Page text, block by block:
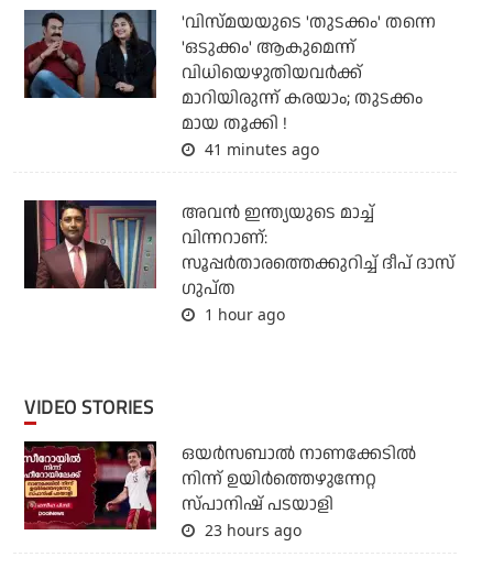
'വിസ്മയയുടെ 'തുടക്കം' തന്നെ
'ഒടുക്കം' ആകുമെന്ന്
വിധിയെഴുതിയവര്‍ക്ക്
മാറിയിരുന്ന് കരയാം; തുടക്കം
മായ തൂക്കി !
41 minutes ago
അവന്‍ ഇന്ത്യയുടെ മാച്ച്
വിന്നറാണ്:
സൂപ്പര്‍താരത്തെക്കുറിച്ച് ദീപ് ദാസ്
ഗുപ്ത
1 hour ago
VIDEO STORIES
ഒയര്‍സബാൽ നാണക്കേടിൽ
നിന്ന് ഉയിർത്തെഴുന്നേറ്റ
സ്പാനിഷ് പടയാളി
23 hours ago